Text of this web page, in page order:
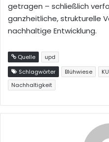
getragen – schließlich
ganzheitliche, strukturelle
nachhaltige Entwicklung.
Quelle
upd
Schlagwörter
Blühwiese
Nachhaltigkeit